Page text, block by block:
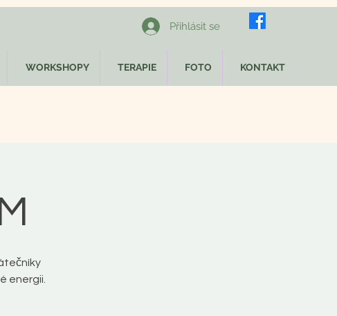
Přihlásit se
WORKSHOPY TERAPIE FOTO KONTAKT
energii.